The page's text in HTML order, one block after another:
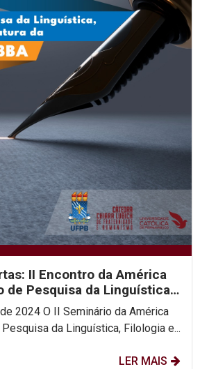
II Encontro da América
de Pesquisa da Linguística,
da América
Pesquisa da Linguística, Filologia e...
LER MAIS